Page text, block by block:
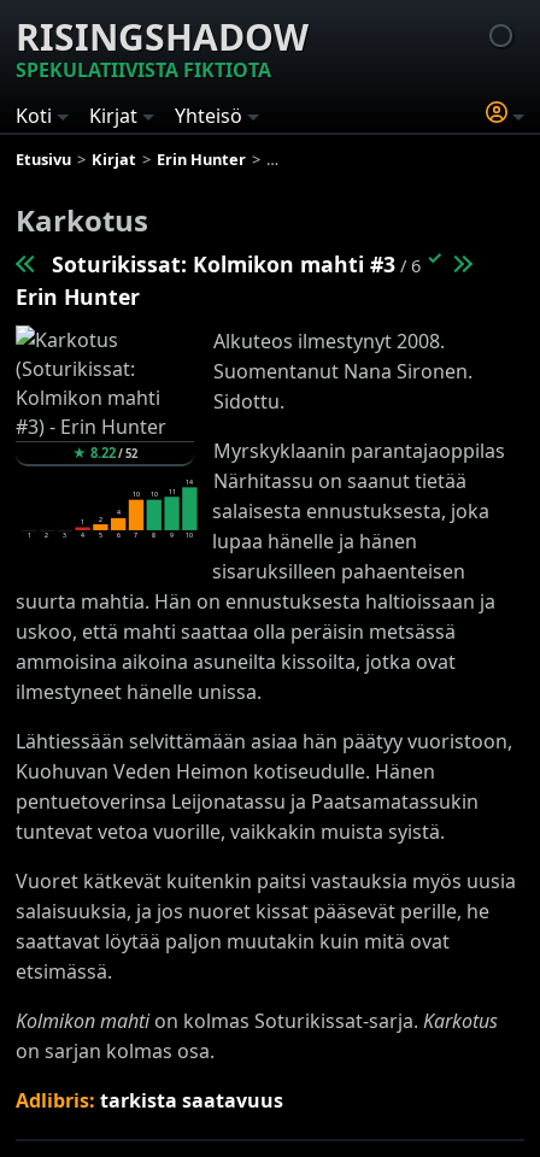
RISINGSHADOW
SPEKULATIIVISTA FIKTIOTA
Koti
Kirjat Yhteisö
Etusivu Kirjat Erin Hunter Soturikissat: Kolmikon mahti
Karkotus
Soturikissat: Kolmikon mahti #3 / 6 ✓
Erin Hunter
★8.22/52
1 2 3
1
4
2
5
4
6
10
7
10
8
11
9
14
10
Alkuteos ilmestynyt 2008.
Suomentanut Nana Sironen.
Sidottu.
Myrskyklaanin parantajaoppilas
Närhitassu on saanut tietää
salaisesta ennustuksesta, joka
lupaa hänelle ja hänen
sisaruksilleen pahaenteisen
suurta mahtia. Hän on ennustuksesta haltioissaan ja
uskoo, että mahti saattaa olla peräisin metsässä
ammoisina aikoina asuneilta kissoilta, jotka ovat
ilmestyneet hänelle unissa.
Lähtiessään selvittämään asiaa hän päätyy vuoristoon,
Kuohuvan Veden Heimon kotiseudulle. Hänen
pentuetoverinsa Leijonatassu ja Paatsamatassukin
tuntevat vetoa vuorille, vaikkakin muista syistä.
Vuoret kätkevät kuitenkin paitsi vastauksia myös uusia
salaisuuksia, ja jos nuoret kissat pääsevät perille, he
saattavat löytää paljon muutakin kuin mitä ovat
etsimässä.
Kolmikon mahtion kolmas Soturikissat-sarja.Karkotus
on sarjan kolmas osa.
Adlibris:tarkista saatavuus